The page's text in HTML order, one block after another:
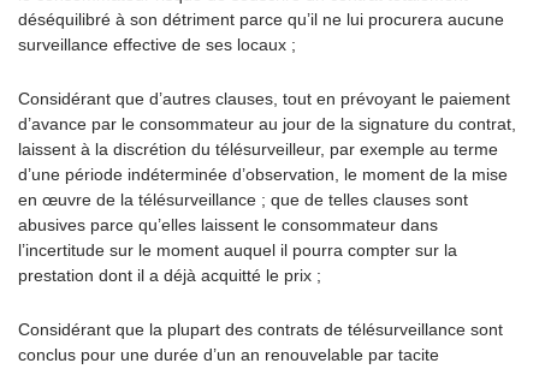
déséquilibré à son détriment parce qu’il ne lui procurera aucune
surveillance effective de ses locaux ;
Considérant que d’autres clauses, tout en prévoyant le paiement
d’avance par le consommateur au jour de la signature du contrat,
laissent à la discrétion du télésurveilleur, par exemple au terme
d’une période indéterminée d’observation, le moment de la mise
en œuvre de la télésurveillance ; que de telles clauses sont
abusives parce qu’elles laissent le consommateur dans
l’incertitude sur le moment auquel il pourra compter sur la
prestation dont il a déjà acquitté le prix ;
Considérant que la plupart des contrats de télésurveillance sont
conclus pour une durée d’un an renouvelable par tacite